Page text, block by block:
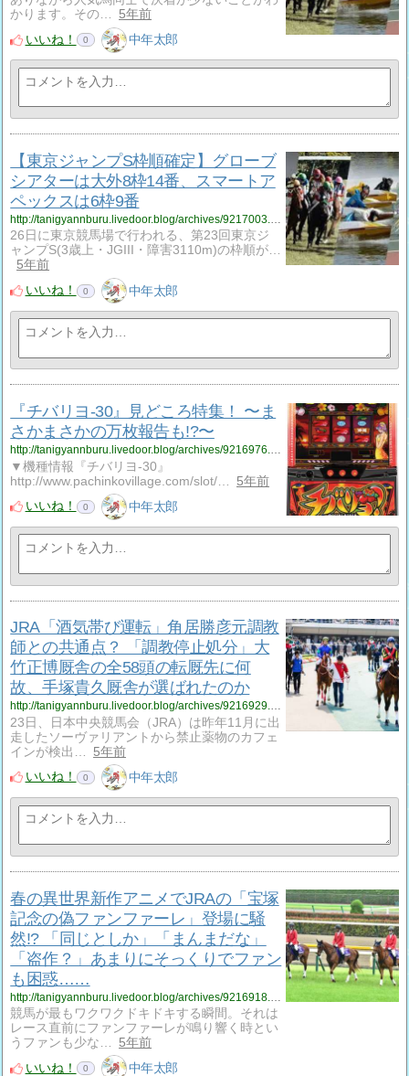
かります。その…
5年前
いいね！
0 中年太郎
【東京ジャンプS枠順確定】グローブ
シアターは大外8枠14番、スマートア
ペックスは6枠9番
http://tanigyannburu.livedoor.blog/archives/9217003.html
26日に東京競馬場で行われる、第23回東京ジ
ャンプS(3歳上・JGIII・障害3110m)の枠順が…
5年前
いいね！
0 中年太郎
『チバリヨ-30』見どころ特集！ 〜ま
さかまさかの万枚報告も!?〜
http://tanigyannburu.livedoor.blog/archives/9216976.html
▼機種情報『チバリヨ-30』
http://www.pachinkovillage.com/slot/…
5年前
いいね！
0 中年太郎
JRA「酒気帯び運転」角居勝彦元調教
師との共通点？ 「調教停止処分」大
竹正博厩舎の全58頭の転厩先に何
故、手塚貴久厩舎が選ばれたのか
http://tanigyannburu.livedoor.blog/archives/9216929.html
23日、日本中央競馬会（JRA）は昨年11月に出
走したソーヴァリアントから禁止薬物のカフェ
インが検出…
5年前
いいね！
0 中年太郎
春の異世界新作アニメでJRAの「宝塚
記念の偽ファンファーレ」登場に騒
然!? 「同じとしか」「まんまだな」
「盗作？」あまりにそっくりでファン
も困惑……
競馬が最もワクワクドキドキする瞬間。それは
レース直前にファンファーレが鳴り響く時とい
うファンも少な…
5年前
いいね！
0 中年太郎